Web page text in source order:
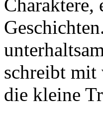
Charaktere,
schreibt mit
die kleine